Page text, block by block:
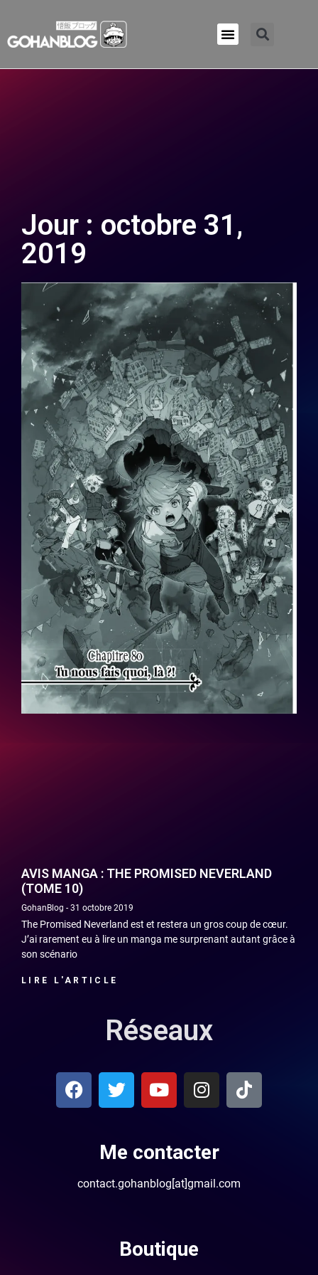
Jour : octobre 31,
2019
AVIS MANGA : THE PROMISED NEVERLAND
(TOME 10)
GohanBlog 31 octobre 2019
The Promised Neverland est et restera un gros coup de cœur.
J’ai rarement eu à lire un manga me surprenant autant grâce à
son scénario
LIRE L'ARTICLE
Réseaux
Me contacter
contact.gohanblog[at]gmail.com
Boutique